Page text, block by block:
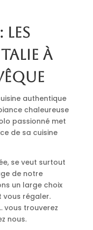
les
à
authentique
chaleureuse
passionné met
de sa cuisine
se veut surtout
de notre
un large choix
vous régaler.
vous trouverez
nous.